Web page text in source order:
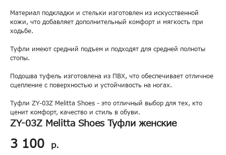
Материал подкладки и стельки изготовлен из искусственной
кожи, что добавляет дополнительный комфорт и мягкость при
ходьбе.
Туфли имеют средний подъем и подходят для средней полноты
стопы.
Подошва туфель изготовлена из ПВХ, что обеспечивает отличное
сцепление с поверхностью и устойчивость на ногах.
Туфли ZY-03Z Melitta Shoes - это отличный выбор для тех, кто
ценит комфорт, качество и стиль в обуви.
ZY-03Z Melitta Shoes Туфли женские
3 100 р.